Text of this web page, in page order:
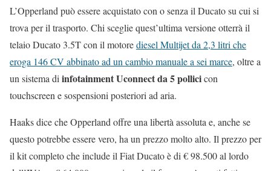
L’Opperland può essere acquistato con o senza il Ducato su cui si
trova per il trasporto. Chi sceglie quest’ultima versione otterrà il
telaio Ducato 3.5T con il motorediesel Multijet da 2,3 litri che
eroga 146 CV abbinato ad un cambio manuale a sei marce, oltre a
un sistema di infotainment Uconnect da 5 pollicicon
touchscreen e sospensioni posteriori ad aria.
Haaks dice che Opperland offre una libertà assoluta e, anche se
questo potrebbe essere vero, ha un prezzo molto alto. Il prezzo per
il kit completo che include il Fiat Ducato è di € 98.500 al lordo